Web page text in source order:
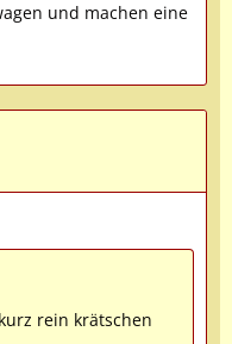
und machen eine
rein krätschen